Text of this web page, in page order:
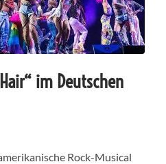
im Deutschen
Rock-Musical